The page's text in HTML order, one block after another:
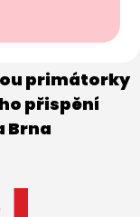
primátorky
přispění
Brna